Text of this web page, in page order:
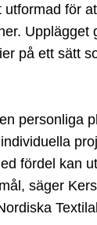
utformad för
Upplägget
på ett sätt
personliga
fördel kan
säger